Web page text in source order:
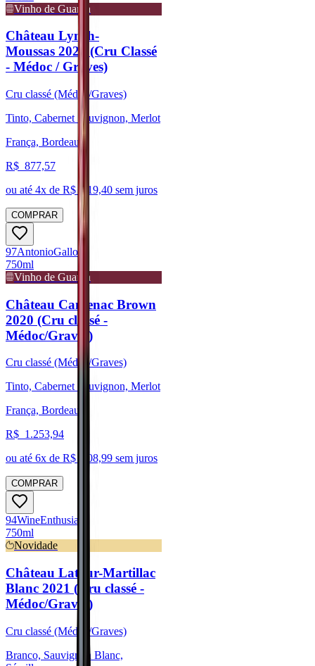
Vinho de Guarda
Château Lynch-
Moussas 2020 (Cru Classé
- Médoc / Graves)
Cru classé (Médoc/Graves)
Tinto, Cabernet Sauvignon, Merlot
França, Bordeaux
R$ 877,57
ou até 4x de R$ 219,40 sem juros
COMPRAR
97AntonioGalloni
750ml
Vinho de Guarda
Château Cantenac Brown
2020 (Cru classé -
Médoc/Graves)
Cru classé (Médoc/Graves)
Tinto, Cabernet Sauvignon, Merlot
França, Bordeaux
R$ 1.253,94
ou até 6x de R$ 208,99 sem juros
COMPRAR
94WineEnthusiast
750ml
Novidade
Château Latour-Martillac
Blanc 2021 (Cru classé -
Médoc/Graves)
Cru classé (Médoc/Graves)
Branco, Sauvignon Blanc,